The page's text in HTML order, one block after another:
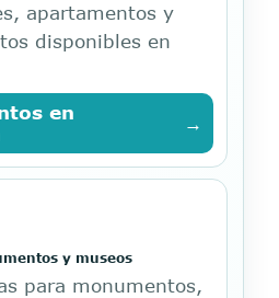
apartamentos y
disponibles en
en
→
y museos
para monumentos,